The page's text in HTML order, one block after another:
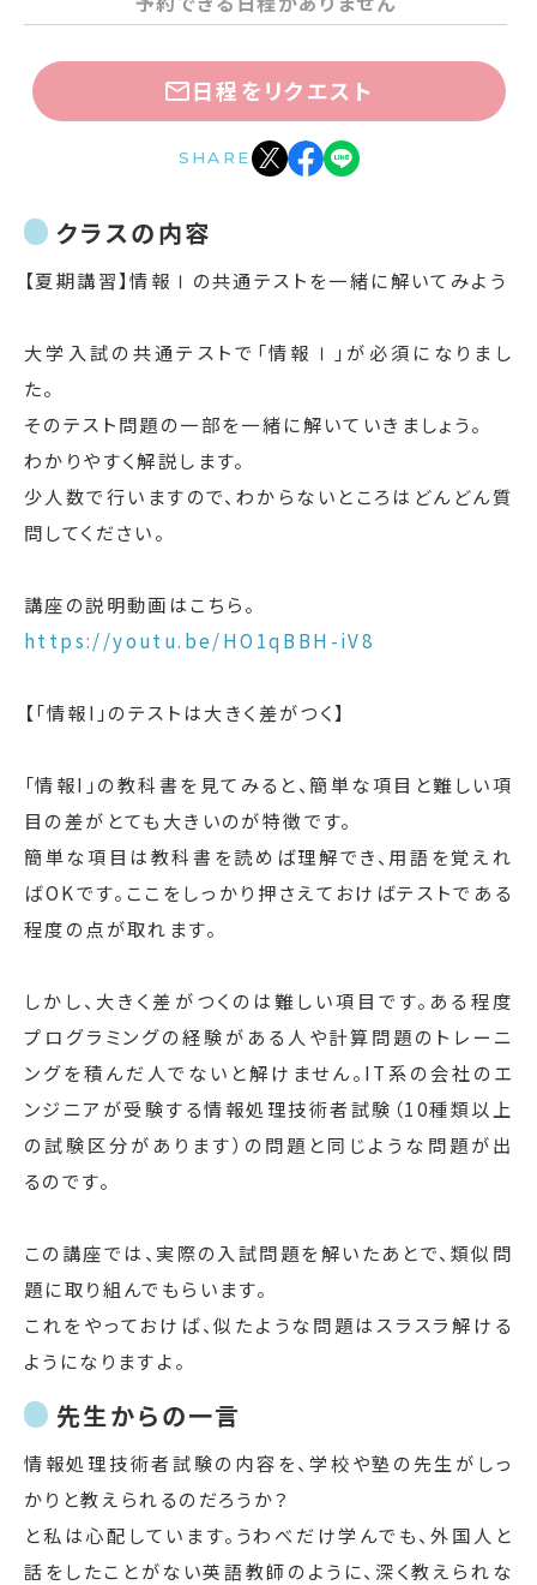
日程をリクエスト
SHARE
クラスの内容
【夏期講習】情報Ⅰの共通テストを一緒に解いてみよう
大学入試の共通テストで「情報Ⅰ」が必須になりまし
た。
そのテスト問題の一部を一緒に解いていきましょう。
わかりやすく解説します。
少人数で行いますので、わからないところはどんどん質
問してください。
講座の説明動画はこちら。
https://youtu.be/HO1qBBH-iV8
【「情報I」のテストは大きく差がつく】
「情報I」の教科書を見てみると、簡単な項目と難しい項
目の差がとても大きいのが特徴です。
簡単な項目は教科書を読めば理解でき、用語を覚えれ
ばOKです。ここをしっかり押さえておけばテストである
程度の点が取れます。
しかし、大きく差がつくのは難しい項目です。ある程度
プログラミングの経験がある人や計算問題のトレーニ
ングを積んだ人でないと解けません。IT系の会社のエ
ンジニアが受験する情報処理技術者試験（10種類以上
の試験区分があります）の問題と同じような問題が出
るのです。
この講座では、実際の入試問題を解いたあとで、類似問
題に取り組んでもらいます。
これをやっておけば、似たような問題はスラスラ解ける
ようになりますよ。
先生からの一言
情報処理技術者試験の内容を、学校や塾の先生がしっ
かりと教えられるのだろうか？
と私は心配しています。うわべだけ学んでも、外国人と
話をしたことがない英語教師のように、深く教えられな